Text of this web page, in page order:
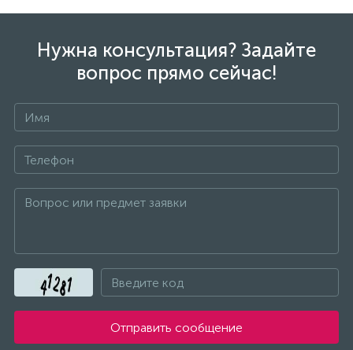
Нужна консультация? Задайте
вопрос прямо сейчас!
Отправить сообщение